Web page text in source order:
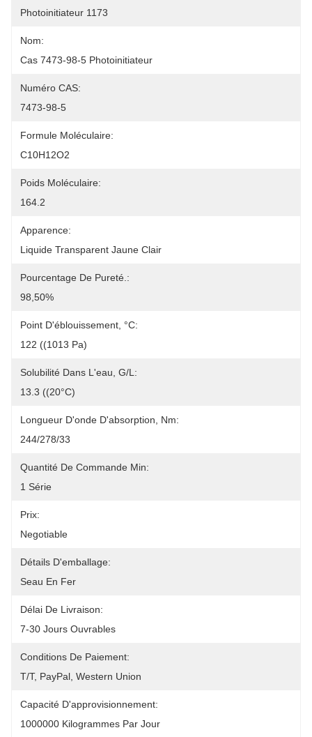
Photoinitiateur 1173
Nom:
Cas 7473-98-5 Photoinitiateur
Numéro CAS:
7473-98-5
Formule Moléculaire:
C10H12O2
Poids Moléculaire:
164.2
Apparence:
Liquide Transparent Jaune Clair
Pourcentage De Pureté.:
98,50%
Point D'éblouissement, °C:
122 ((1013 Pa)
Solubilité Dans L'eau, G/l:
13.3 ((20°C)
Longueur D'onde D'absorption, Nm:
244/278/33
Quantité De Commande Min:
1 Série
Prix:
Negotiable
Détails D'emballage:
Seau En Fer
Délai De Livraison:
7-30 Jours Ouvrables
Conditions De Paiement:
T/T, PayPal, Western Union
Capacité D'approvisionnement:
1000000 Kilogrammes Par Jour